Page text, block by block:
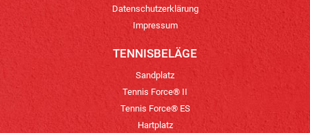
Datenschutzerklärung
Impressum
TENNISBELÄGE
Sandplatz
Tennis Force® II
Tennis Force® ES
Hartplatz